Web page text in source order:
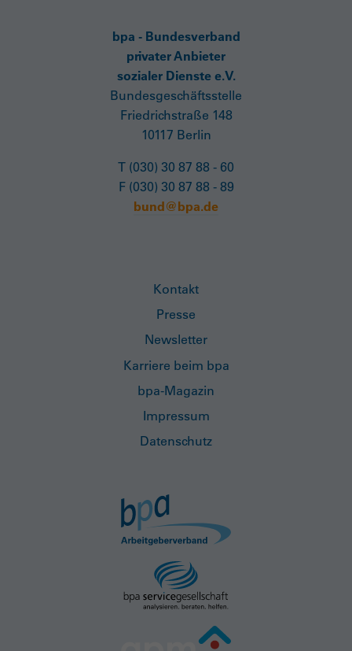
bpa - Bundesverband
privater Anbieter
sozialer Dienste e.V.
Bundesgeschäftsstelle
Friedrichstraße 148
10117 Berlin
T (030) 30 87 88 - 60
F (030) 30 87 88 - 89
bund@bpa.de
Kontakt
Presse
Newsletter
Karriere beim bpa
bpa-Magazin
Impressum
Datenschutz